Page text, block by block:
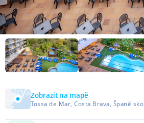
Zobrazit na mapě
Tossa de Mar, Costa Brava, Španělsko